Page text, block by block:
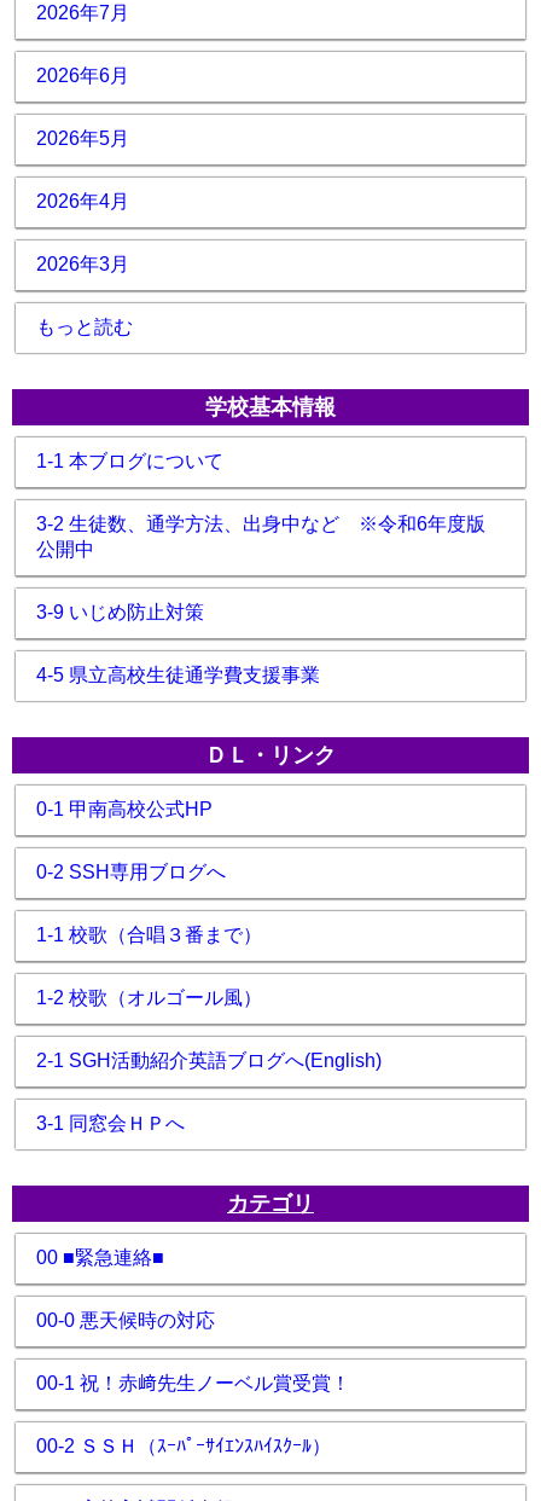
2026年7月
2026年6月
2026年5月
2026年4月
2026年3月
もっと読む
学校基本情報
1-1 本ブログについて
3-2 生徒数、通学方法、出身中など ※令和6年度版
公開中
3-9 いじめ防止対策
4-5 県立高校生徒通学費支援事業
ＤＬ・リンク
0-1 甲南高校公式HP
0-2 SSH専用ブログへ
1-1 校歌（合唱３番まで）
1-2 校歌（オルゴール風）
2-1 SGH活動紹介英語ブログへ(English)
3-1 同窓会ＨＰへ
カテゴリ
00 ■緊急連絡■
00-0 悪天候時の対応
00-1 祝！赤﨑先生ノーベル賞受賞！
00-2 ＳＳＨ（ｽｰﾊﾟｰｻｲｴﾝｽﾊｲｽｸｰﾙ）